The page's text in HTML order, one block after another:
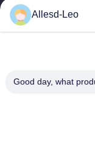
16years ervaring,
ESD & Cleanroom
Huis
Allesd-Leo
Good day, what